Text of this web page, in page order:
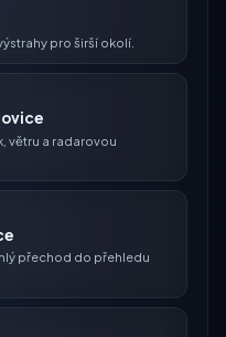
pro širší okolí.
větru a radarovou
přechod do přehledu